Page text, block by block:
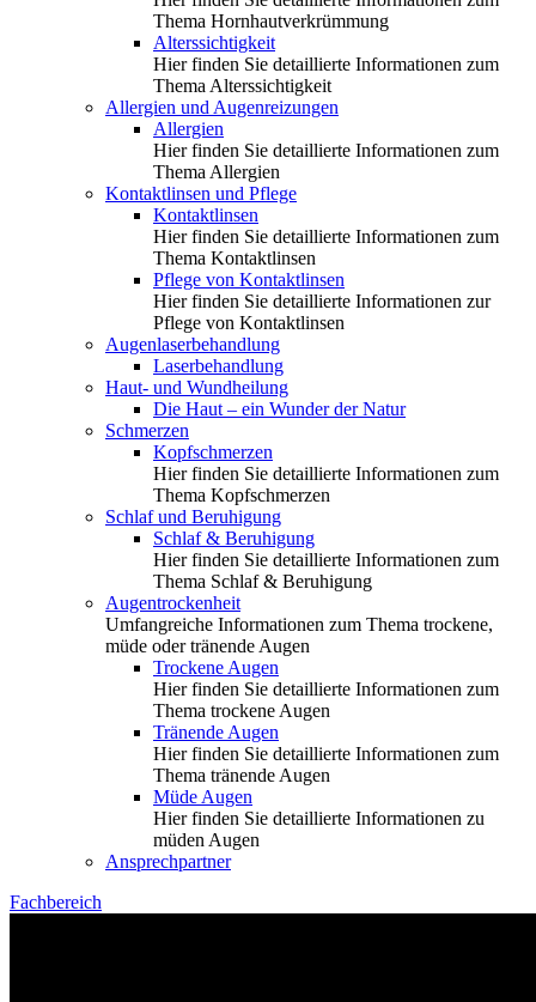
Thema Hornhautverkrümmung
Alterssichtigkeit
Hier finden Sie detaillierte Informationen zum
Thema Alterssichtigkeit
Allergien und Augenreizungen
Allergien
Hier finden Sie detaillierte Informationen zum
Thema Allergien
Kontaktlinsen und Pflege
Kontaktlinsen
Hier finden Sie detaillierte Informationen zum
Thema Kontaktlinsen
Pflege von Kontaktlinsen
Hier finden Sie detaillierte Informationen zur
Pflege von Kontaktlinsen
Augenlaserbehandlung
Laserbehandlung
Haut- und Wundheilung
Die Haut – ein Wunder der Natur
Schmerzen
Kopfschmerzen
Hier finden Sie detaillierte Informationen zum
Thema Kopfschmerzen
Schlaf und Beruhigung
Schlaf & Beruhigung
Hier finden Sie detaillierte Informationen zum
Thema Schlaf & Beruhigung
Augentrockenheit
Umfangreiche Informationen zum Thema trockene,
müde oder tränende Augen
Trockene Augen
Hier finden Sie detaillierte Informationen zum
Thema trockene Augen
Tränende Augen
Hier finden Sie detaillierte Informationen zum
Thema tränende Augen
Müde Augen
Hier finden Sie detaillierte Informationen zu
müden Augen
Ansprechpartner
Fachbereich